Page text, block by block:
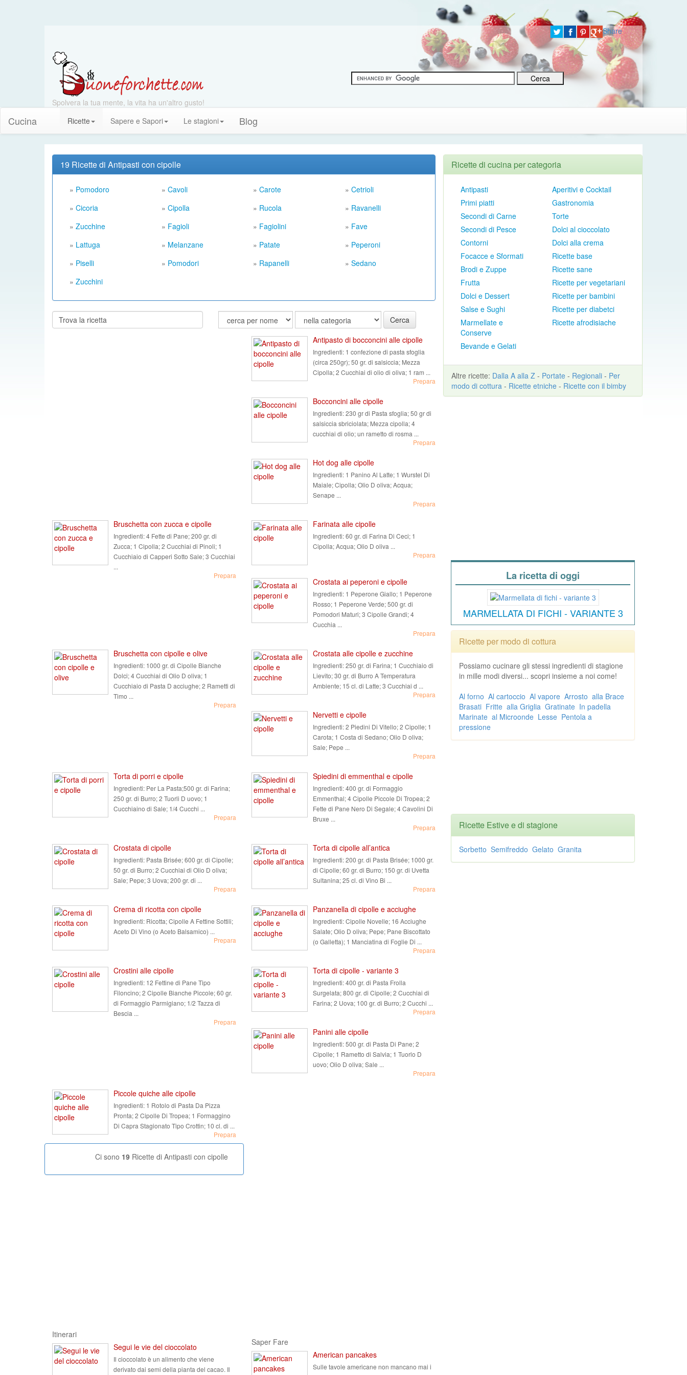
Share
Spolvera la tua mente, la vita ha un'altro gusto!
Cucina Ricette Sapere e Sapori Le stagioni Blog
19 Ricette di Antipasti con cipolle
» Pomodoro » Cavoli » Carote » Cetrioli
» Cicoria » Cipolla » Rucola » Ravanelli
» Zucchine » Fagioli » Fagiolini » Fave
» Lattuga » Melanzane » Patate » Peperoni
» Piselli » Pomodori » Rapanelli » Sedano
» Zucchini
Cerca
Cerca
Antipasto di bocconcini alle cipolle
Ingredienti: 1 confezione di pasta sfoglia
(circa 250gr); 50 gr. di salsiccia; Mezza
Cipolla; 2 Cucchiai di olio di oliva; 1 ram ...
Prepara
Bocconcini alle cipolle
Ingredienti:230 gr di Pasta sfoglia; 50 gr di
salsiccia sbriciolata; Mezza cipolla; 4
cucchiai di olio; un rametto di rosma ...
Prepara
Hot dog alle cipolle
Ingredienti: 1 Panino Al Latte; 1 Wurstel Di
Maiale; Cipolla; Olio D oliva; Acqua;
Senape ...
Prepara
Bruschetta con zucca e cipolle
Ingredienti:4 Fette di Pane; 200 gr. di
Zucca; 1 Cipolla; 2 Cucchiai di Pinoli; 1
Cucchiaio di Capperi Sotto Sale; 3 Cucchiai
...
Prepara
Farinata alle cipolle
Ingredienti:60 gr. di Farina Di Ceci; 1
Cipolla; Acqua; Olio D oliva ...
Prepara
Crostata ai peperoni e cipolle
Ingredienti: 1 Peperone Giallo; 1 Peperone
Rosso; 1 Peperone Verde; 500 gr. di
Pomodori Maturi; 3 Cipolle Grandi; 4
Cucchia ...
Prepara
Bruschetta con cipolle e olive
Ingredienti: 1000 gr. di Cipolle Bianche
Dolci; 4 Cucchiai di Olio D oliva; 1
Cucchiaio di Pasta D acciughe; 2 Rametti di
Timo ...
Prepara
Crostata alle cipolle e zucchine
Ingredienti:250 gr. di Farina; 1 Cucchiaio di
Lievito; 30 gr. di Burro A Temperatura
Ambiente; 15 cl. di Latte; 3 Cucchiai d ...
Prepara
Nervetti e cipolle
Ingredienti:2 Piedini Di Vitello; 2 Cipolle; 1
Carota; 1 Costa di Sedano; Olio D oliva;
Sale; Pepe ...
Prepara
Torta di porri e cipolle
Ingredienti: Per La Pasta;500 gr. di Farina;
250 gr. di Burro; 2 Tuorli D uovo; 1
Cucchiaino di Sale; 1/4 Cucchi ...
Prepara
Spiedini di emmenthal e cipolle
Ingredienti:400 gr. di Formaggio
Emmenthal; 4 Cipolle Piccole Di Tropea; 2
Fette di Pane Nero Di Segale; 4 Cavolini Di
Bruxe ...
Prepara
Crostata di cipolle
Ingredienti: Pasta Brisée; 600 gr. di Cipolle;
50 gr. di Burro; 2 Cucchiai di Olio D oliva;
Sale; Pepe; 3 Uova; 200 gr. di ...
Prepara
Torta di cipolle all’antica
Ingredienti:200 gr. di Pasta Brisée; 1000 gr.
di Cipolle; 60 gr. di Burro; 150 gr. di Uvetta
Sultanina; 25 cl. di Vino Bi ...
Prepara
Crema di ricotta con cipolle
Ingredienti: Ricotta; Cipolle A Fettine Sottili;
Aceto Di Vino (o Aceto Balsamico) ...
Prepara
Panzanella di cipolle e acciughe
Ingredienti:Cipolle Novelle; 16 Acciughe
Salate; Olio D oliva; Pepe; Pane Biscottato
(o Galletta); 1 Manciatina di Foglie Di ...
Prepara
Crostini alle cipolle
Ingredienti: 12 Fettine di Pane Tipo
Filoncino; 2 Cipolle Bianche Piccole; 60 gr.
di Formaggio Parmigiano; 1/2 Tazza di
Bescia ...
Prepara
Torta di cipolle - variante 3
Ingredienti:400 gr. di Pasta Frolla
Surgelata; 800 gr. di Cipolle; 2 Cucchiai di
Farina; 2 Uova; 100 gr. di Burro; 2 Cucchi ...
Prepara
Panini alle cipolle
Ingredienti:500 gr. di Pasta Di Pane; 2
Cipolle; 1 Rametto di Salvia; 1 Tuorlo D
uovo; Olio D oliva; Sale ...
Prepara
Piccole quiche alle cipolle
Ingredienti: 1 Rotolo di Pasta Da Pizza
Pronta; 2 Cipolle Di Tropea; 1 Formaggino
Di Capra Stagionato Tipo Crottin; 10 cl. di ...
Prepara
Ci sono 19 Ricette di Antipasti con cipolle
Itinerari
Segui le vie del cioccolato
Il cioccolato è un alimento che viene
derivato dai semi della pianta del cacao. Il
Saper Fare
American pancakes
Sulle tavole americane non mancano mai i
Ricette di cucina per categoria
Antipasti
Primi piatti
Secondi di Carne
Secondi di Pesce
Contorni
Focacce e Sformati
Brodi e Zuppe
Frutta
Dolci e Dessert
Salse e Sughi
Marmellate e
Conserve
Bevande e Gelati
Aperitivi e Cocktail
Gastronomia
Torte
Dolci al cioccolato
Dolci alla crema
Ricette base
Ricette sane
Ricette per vegetariani
Ricette per bambini
Ricette per diabetci
Ricette afrodisiache
Altre ricette: Dalla A alla Z - Portate - Regionali - Per
modo di cottura - Ricette etniche - Ricette con il bimby
La ricetta di oggi
MARMELLATA DI FICHI - VARIANTE 3
Ricette per modo di cottura
Possiamo cucinare gli stessi ingredienti di stagione
in mille modi diversi... scopri insieme a noi come!
Al forno Al cartoccio Al vapore Arrosto alla Brace
Brasati Fritte alla Griglia Gratinate In padella
Marinate al Microonde Lesse Pentola a
pressione
Ricette Estive e di stagione
Sorbetto Semifreddo Gelato Granita